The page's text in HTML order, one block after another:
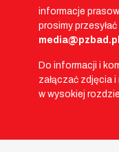
informacje
prosimy
media@pzbad.pl
Do informacji i
załączać zdjęcia i
w wysokiej